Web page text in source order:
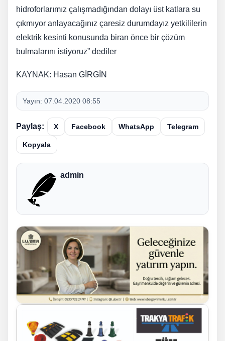
hidroforlarımız çalışmadığından dolayı üst katlara su
çıkmıyor anlayacağınız çaresiz durumdayız yetkililerin
elektrik kesinti konusunda biran önce bir çözüm
bulmalarını istiyoruz” dediler
KAYNAK: Hasan GİRGİN
Yayın: 07.04.2020 08:55
Paylaş: X Facebook WhatsApp Telegram
Kopyala
admin